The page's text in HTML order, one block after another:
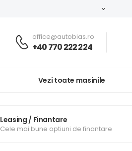
office@autobias.ro
+40 770 222 224
Vezi toate masinile
Leasing / Finantare
Cele mai bune optiuni de finantare